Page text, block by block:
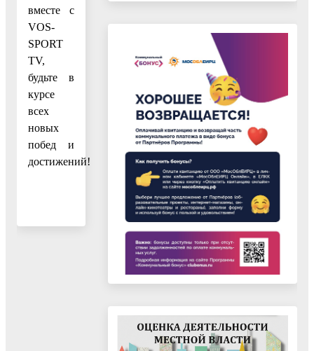
вместе с
VOS-
SPORT
TV,
будьте в
курсе
всех
новых
побед и
достижений!